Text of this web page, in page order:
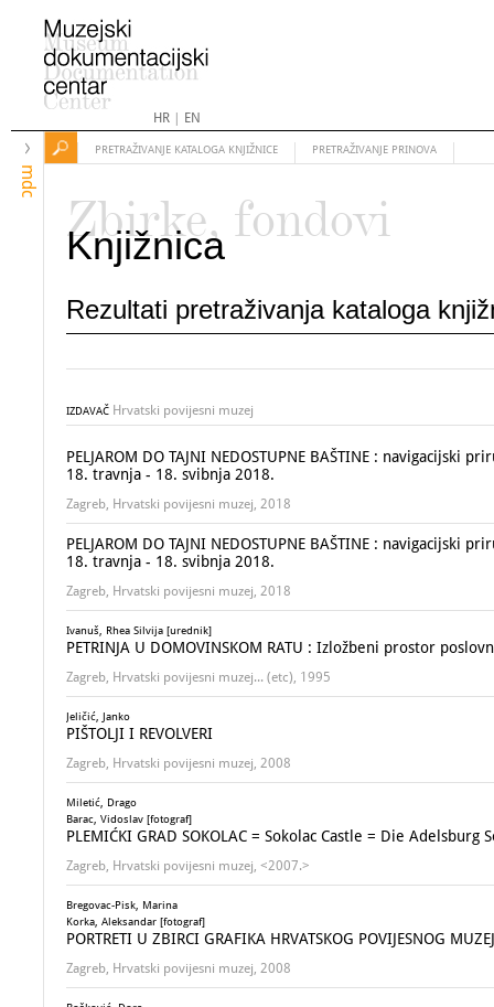
HR| EN
mdc
PRETRAŽIVANJE KATALOGA KNJIŽNICE PRETRAŽIVANJE PRINOVA
Zbirke, fondovi
Knjižnica
Rezultati pretraživanja kataloga
IZDAVAČ Hrvatski povijesni muzej
PELJAROM DO TAJNI NEDOSTUPNE BAŠTINE :
18. travnja - 18. svibnja 2018.
Zagreb, Hrvatski povijesni muzej, 2018
PELJAROM DO TAJNI NEDOSTUPNE BAŠTINE :
18. travnja - 18. svibnja 2018.
Zagreb, Hrvatski povijesni muzej, 2018
Ivanuš, Rhea Silvija [urednik]
PETRINJA U DOMOVINSKOM RATU : Izložbeni prostor
Zagreb, Hrvatski povijesni muzej... (etc), 1995
Jeličić, Janko
PIŠTOLJI I REVOLVERI
Zagreb, Hrvatski povijesni muzej, 2008
Miletić, Drago
Barac, Vidoslav [fotograf]
PLEMIĆKI GRAD SOKOLAC = Sokolac Castle = Die Adelsburg
Zagreb, Hrvatski povijesni muzej, <2007.>
Bregovac-Pisk, Marina
Korka, Aleksandar [fotograf]
PORTRETI U ZBIRCI GRAFIKA HRVATSKOG POVIJESNOG
Zagreb, Hrvatski povijesni muzej, 2008